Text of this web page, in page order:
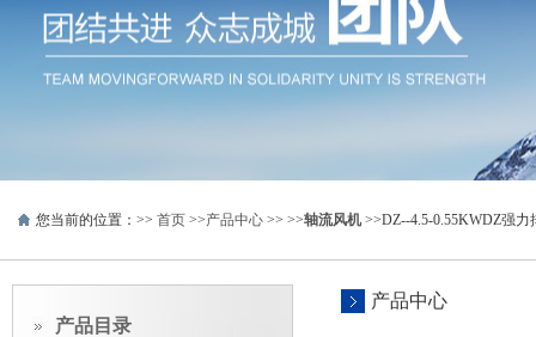
您当前的位置：>> 首页 >>产品中心 >> >>轴流风机>>DZ--4.5-0.55KWDZ强
产品目录
产品中心